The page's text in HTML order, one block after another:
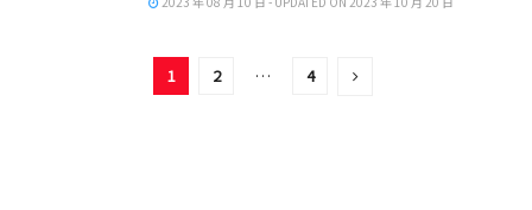
1 2 … 4